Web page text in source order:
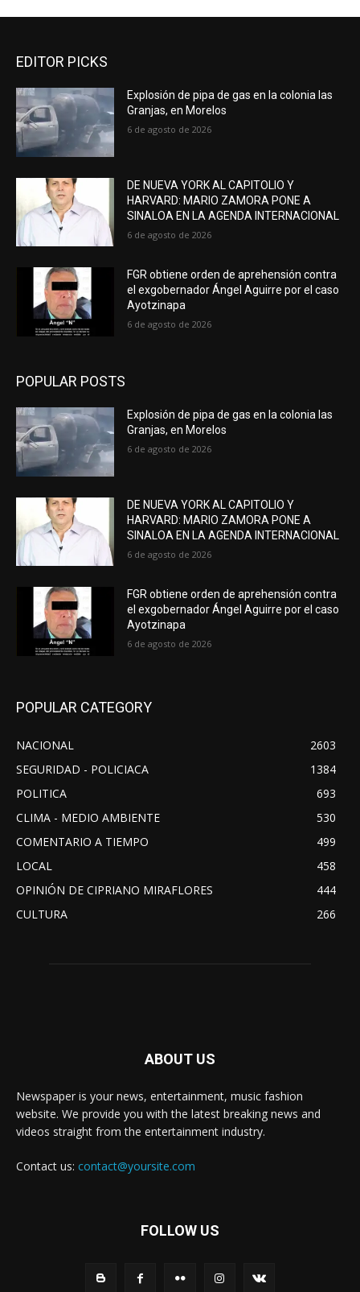
EDITOR PICKS
Explosión de pipa de gas en la colonia las
Granjas, en Morelos
6 de agosto de 2026
DE NUEVA YORK AL CAPITOLIO Y
HARVARD: MARIO ZAMORA PONE A
SINALOA EN LA AGENDA INTERNACIONAL
6 de agosto de 2026
FGR obtiene orden de aprehensión contra
el exgobernador Ángel Aguirre por el caso
Ayotzinapa
6 de agosto de 2026
POPULAR POSTS
Explosión de pipa de gas en la colonia las
Granjas, en Morelos
6 de agosto de 2026
DE NUEVA YORK AL CAPITOLIO Y
HARVARD: MARIO ZAMORA PONE A
SINALOA EN LA AGENDA INTERNACIONAL
6 de agosto de 2026
FGR obtiene orden de aprehensión contra
el exgobernador Ángel Aguirre por el caso
Ayotzinapa
6 de agosto de 2026
POPULAR CATEGORY
NACIONAL
2603
SEGURIDAD - POLICIACA
1384
POLITICA
693
CLIMA - MEDIO AMBIENTE
530
COMENTARIO A TIEMPO
499
LOCAL
458
OPINIÓN DE CIPRIANO MIRAFLORES
444
CULTURA
266
ABOUT US
Newspaper is your news, entertainment, music fashion
website. We provide you with the latest breaking news and
videos straight from the entertainment industry.
Contact us: contact@yoursite.com
FOLLOW US